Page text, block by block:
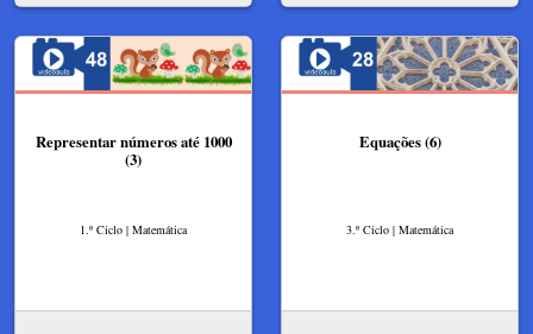
Representar números até 1000
(3)
1.º Ciclo | Matemática
Equações (6)
3.º Ciclo | Matemática